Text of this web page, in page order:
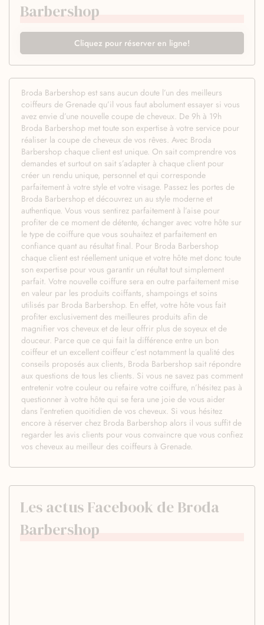
Barbershop
Cliquez pour réserver en ligne!
Broda Barbershop est sans aucun doute l’un des meilleurs
coiffeurs de Grenade qu’il vous faut abolument essayer si vous
avez envie d’une nouvelle coupe de cheveux. De 9h à 19h
Broda Barbershop met toute son expertise à votre service pour
réaliser la coupe de cheveux de vos rêves. Avec Broda
Barbershop chaque client est unique. On sait comprendre vos
demandes et surtout on sait s’adapter à chaque client pour
créer un rendu unique, personnel et qui corresponde
parfaitement à votre style et votre visage. Passez les portes de
Broda Barbershop et découvrez un au style moderne et
authentique. Vous vous sentirez parfaitement à l’aise pour
profiter de ce moment de détente, échanger avec votre hôte sur
le type de coiffure que vous souhaitez et parfaitement en
confiance quant au résultat final. Pour Broda Barbershop
chaque client est réellement unique et votre hôte met donc toute
son expertise pour vous garantir un réultat tout simplement
parfait. Votre nouvelle coiffure sera en outre parfaitement mise
en valeur par les produits coiffants, shampoings et soins
utilisés par Broda Barbershop. En effet, votre hôte vous fait
profiter exclusivement des meilleures produits afin de
magnifier vos cheveux et de leur offrir plus de soyeux et de
douceur. Parce que ce qui fait la différence entre un bon
coiffeur et un excellent coiffeur c’est notamment la qualité des
conseils proposés aux clients, Broda Barbershop sait répondre
aux questions de tous les clients. Si vous ne savez pas comment
entretenir votre couleur ou refaire votre coiffure, n’hésitez pas à
questionner à votre hôte qui se fera une joie de vous aider
dans l’entretien quoitidien de vos cheveux. Si vous hésitez
encore à réserver chez Broda Barbershop alors il vous suffit de
regarder les avis clients pour vous convaincre que vous confiez
vos cheveux au meilleur des coiffeurs à Grenade.
Les actus Facebook de Broda
Barbershop